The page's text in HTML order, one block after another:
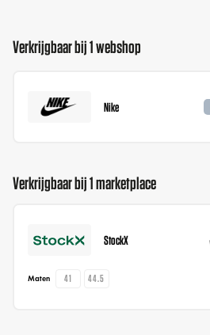
Verkrijgbaar bij 1 webshop
Nike
Verkrijgbaar bij 1 marketplace
StockX
Maten 41 44.5